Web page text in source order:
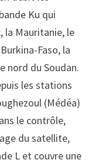
Ku qui
la Mauritanie, le
Faso, la
nord du Soudan.
les stations
(Médéa)
le contrôle,
du satellite,
L et couvre une